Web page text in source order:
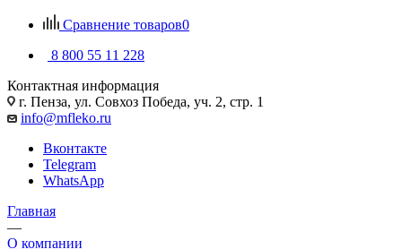
Сравнение товаров0
8 800 55 11 228
Контактная информация
г. Пенза, ул. Совхоз Победа, уч. 2, стр. 1
info@mfleko.ru
Вконтакте
Telegram
WhatsApp
Главная
—
О компании